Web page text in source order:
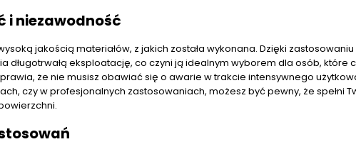
i niezawodność
wysoką jakością materiałów, z jakich została wykonana. Dzięki zastosowaniu
eksploatację, co czyni ją idealnym wyborem dla osób, które
że nie musisz obawiać się o awarie w trakcie intensywnego
czy w profesjonalnych zastosowaniach, możesz być pewny, że spełni